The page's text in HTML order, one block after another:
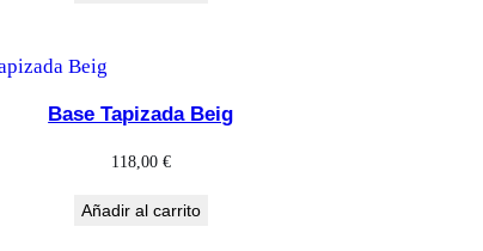
Base Tapizada Beig
118,00 €
Añadir al carrito